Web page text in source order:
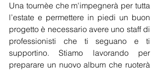
Una tournèe che m'impegnerà per tutta
l’estate e permettere in piedi un buon
progetto è necessario avere uno staff di
professionisti che ti seguano e ti
supportino. Stiamo lavorando per
preparare un nuovo album che ruoterà